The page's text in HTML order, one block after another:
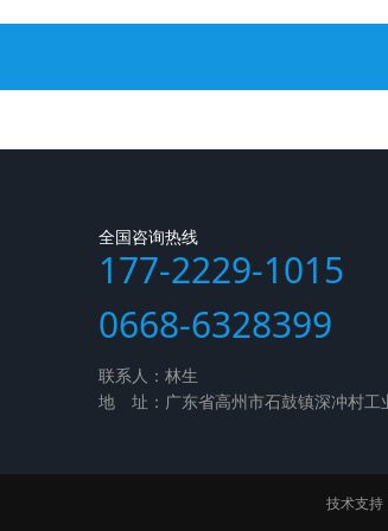
全国咨询热线
177-2229-1015
0668-6328399
联系人：林生
地 址：广东省高州市石鼓镇深冲村工
技术支持